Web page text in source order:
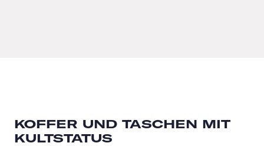
KOFFER UND TASCHEN MIT
KULTSTATUS